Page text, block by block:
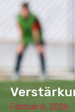
Februar 6, 2026